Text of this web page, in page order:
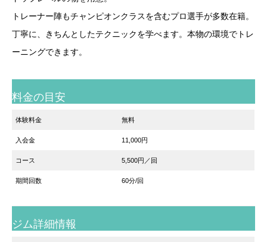
トレーナー陣もチャンピオンクラスを含むプロ選手が多数在籍。
丁寧に、きちんとしたテクニックを学べます。本物の環境でトレ
ーニングできます。
料金の目安
体験料金 無料
入会金 11,000円
コース 5,500円／回
期間回数 60分/回
ジム詳細情報